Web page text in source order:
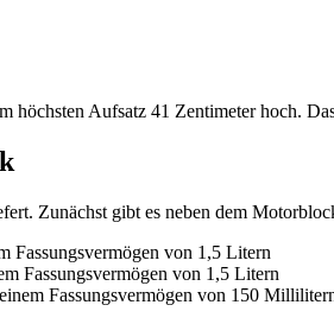
höchsten Aufsatz 41 Zentimeter hoch.
Zunächst gibt es neben dem
Fassungsvermögen von 1,5 Litern
Fassungsvermögen von 1,5 Litern
Fassungsvermögen von 150